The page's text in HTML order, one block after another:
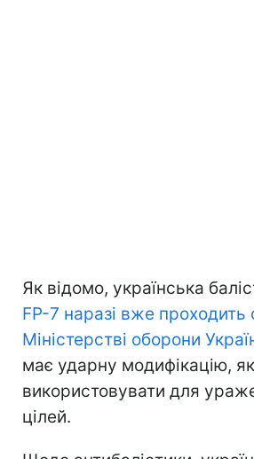
Як відомо, українська
FP-7 наразі вже проходить
Міністерстві оборони
має ударну модифікацію,
використовувати для
цілей.